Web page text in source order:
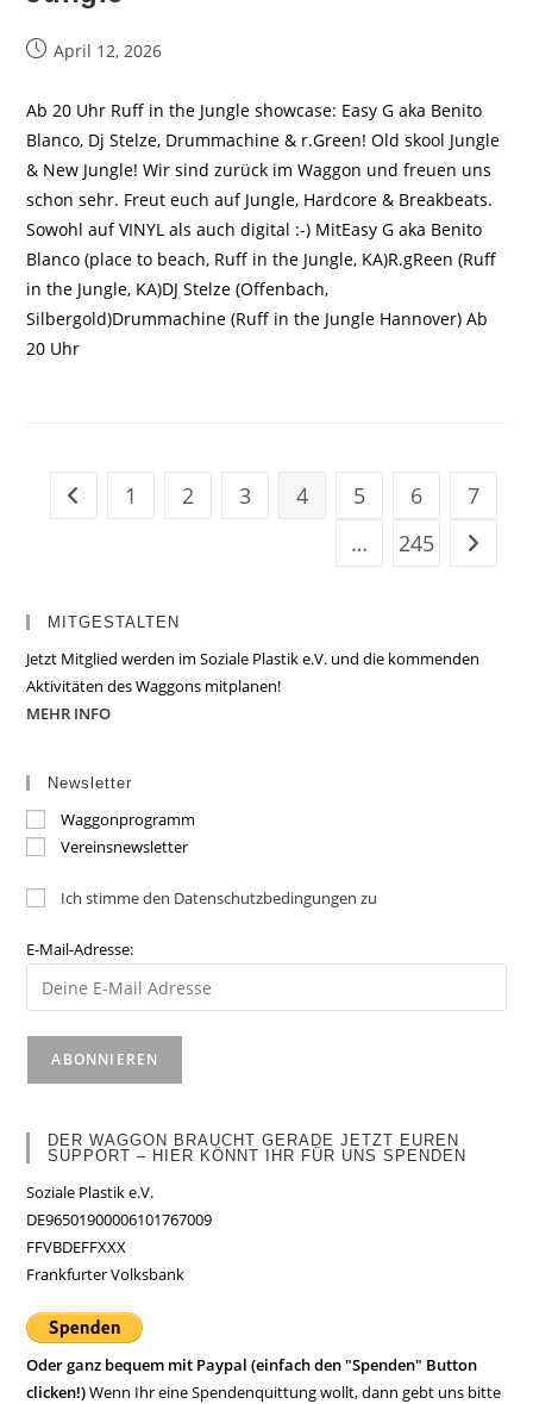
BeitragApril 12, 2026
Ab 20 Uhr Ruff in the Jungle showcase: Easy G aka Benito
Blanco, Dj Stelze, Drummachine & r.Green! Old skool Jungle
& New Jungle! Wir sind zurück im Waggon und freuen uns
schon sehr. Freut euch auf Jungle, Hardcore & Breakbeats.
Sowohl auf VINYL als auch digital :-) MitEasy G aka Benito
Blanco (place to beach, Ruff in the Jungle, KA)R.gReen (Ruff
in the Jungle, KA)DJ Stelze (Offenbach,
Silbergold)Drummachine (Ruff in the Jungle Hannover) Ab
20 Uhr
Zur vorherigen Seite
1 2 3 4 5 6
7
…
245 Zur
MITGESTALTEN
Jetzt Mitglied werden im Soziale Plastik e.V. und die kommenden
Aktivitäten des Waggons mitplanen!
MEHR INFO
Newsletter
Waggonprogramm
Vereinsnewsletter
Ich stimme den Datenschutzbedingungen zu
E-Mail-Adresse:
DER WAGGON BRAUCHT GERADE JETZT EUREN
SUPPORT – HIER KÖNNT IHR FÜR UNS SPENDEN
Soziale Plastik e.V.
DE96501900006101767009
FFVBDEFFXXX
Frankfurter Volksbank
Oder ganz bequem mit Paypal (einfach den "Spenden" Button
clicken!)Wenn Ihr eine Spendenquittung wollt, dann gebt uns bitte